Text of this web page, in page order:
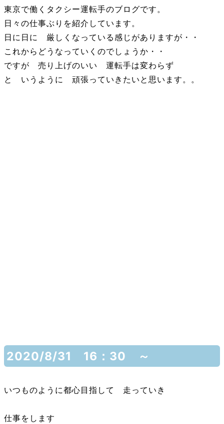
東京で働くタクシー運転手のブログです。
日々の仕事ぶりを紹介しています。
日に日に 厳しくなっている感じがありますが・・
これからどうなっていくのでしょうか・・
ですが 売り上げのいい 運転手は変わらず
と いうように 頑張っていきたいと思います。。
2020/8/31 16：30 ～
いつものように都心目指して 走っていき
仕事をします